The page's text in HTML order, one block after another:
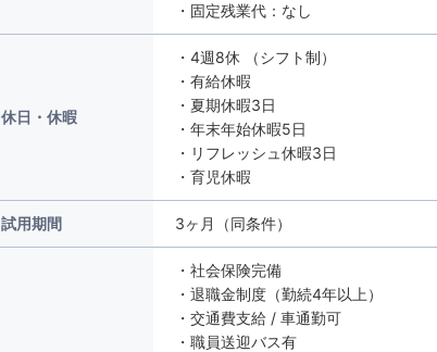
・固定残業代：なし
休日・休暇
・4週8休 （シフト制）
・有給休暇
・夏期休暇3日
・年末年始休暇5日
・リフレッシュ休暇3日
・育児休暇
試用期間 3ヶ月（同条件）
・社会保険完備
・退職金制度（勤続4年以上）
・交通費支給 / 車通勤可
・職員送迎バス有